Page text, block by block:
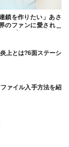
鎖を作りたい」あさ
のファンに愛される
上とは?6面ステーシ
ァイル入手方法を紹